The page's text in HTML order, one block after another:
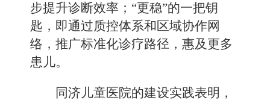
步提升诊断效率；“更稳”的一把钥
匙，即通过质控体系和区域协作网
络，推广标准化诊疗路径，惠及更多
患儿。
同济儿童医院的建设实践表明，